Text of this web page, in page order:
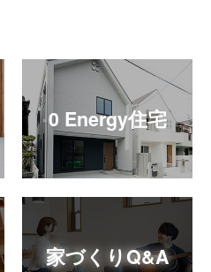
0 Energy住宅
家づくりQ&A